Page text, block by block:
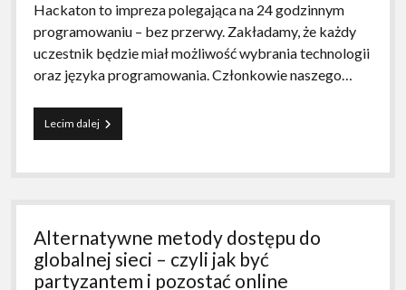
Hackaton to impreza polegająca na 24 godzinnym
programowaniu – bez przerwy. Zakładamy, że każdy
uczestnik będzie miał możliwość wybrania technologii
oraz języka programowania. Członkowie naszego…
Lecim dalejHackaton
Bachanaliowy
Alternatywne metody dostępu do
globalnej sieci – czyli jak być
partyzantem i pozostać online